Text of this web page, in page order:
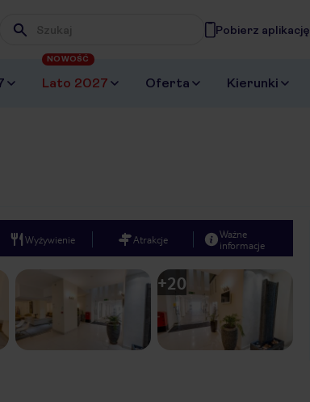
Wpisz frazę, której szukasz
Pobierz aplikację
Lato 2027
NOWOŚĆ
Oferta Kierunki
Wyżywienie Atrakcje
Ważne
informacje
Next slide
1/26
+20